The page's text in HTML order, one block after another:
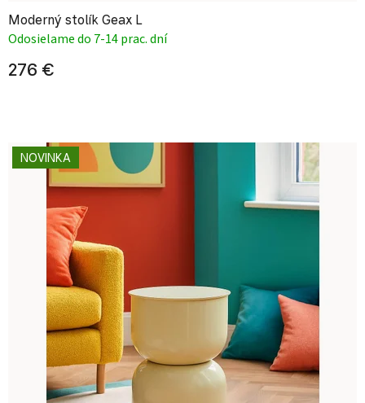
Moderný stolík Geax L
Odosielame do 7-14 prac. dní
276 €
NOVINKA